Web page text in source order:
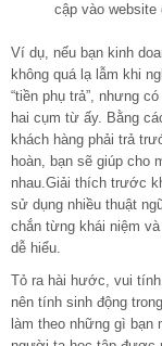
cập vào website
Ví dụ, nếu bạn kinh
không quá lạ lẫm khi
“tiền phụ trả”, nhưng
hai cụm từ ấy. Bằng
khách hàng phải trả
hoàn, bạn sẽ giúp cho
nhau.Giải thích trước
sử dụng nhiều thuật
chắn từng khái niệm
dễ hiểu.
Tỏ ra hài hước, vui
nên tính sinh động
làm theo những gì bạn